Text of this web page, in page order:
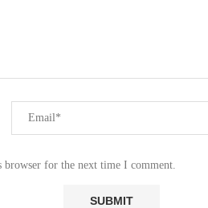
for the next time I comment.